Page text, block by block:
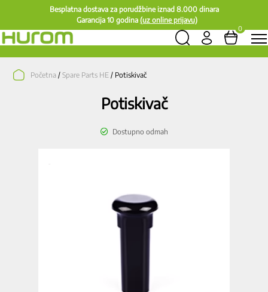
Besplatna dostava za porudžbine iznad 8.000 dinara
Garancija 10 godina (uz online prijavu)
0
Početna /Spare Parts HE / Potiskivač
Potiskivač